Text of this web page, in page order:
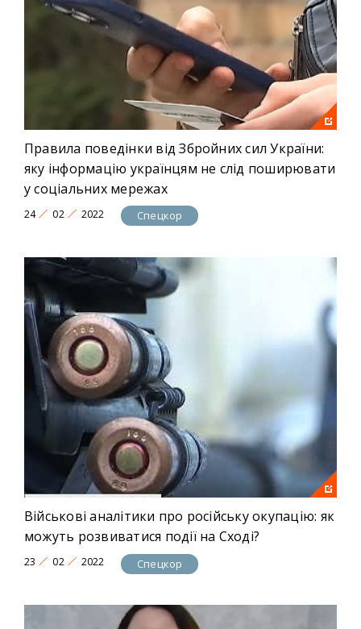
Правила поведінки від Збройних сил України:
яку інформацію українцям не слід поширювати
у соціальних мережах
24 02 2022 Спецкор
Військові аналітики про російську окупацію: як
можуть розвиватися події на Сході?
23 02 2022 Спецкор